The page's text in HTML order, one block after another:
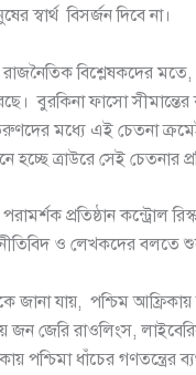
স্বার্থ বিসর্জন দিবে না।
রাজনৈতিক বিশ্লেষকদের
বুরকিনা ফাসো সীমান্তের
মধ্যে এই চেতনা
হচ্ছে ত্রাউরে সেই চেতনার
প্রতিষ্ঠান কন্ট্রোল
ও লেখকদের বলতে
জানা যায়, পশ্চিম
জন জেরি রাওলিংস,
পশ্চিমা ধাঁচের গণতন্ত্রের